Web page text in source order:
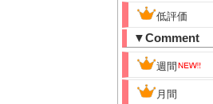
低評価
▼Comment
週間
月間